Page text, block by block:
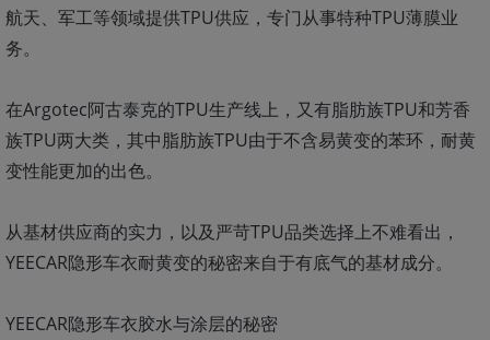
航天、军工等领域提供TPU供应，专门从事特种TPU薄膜业
务。
在Argotec阿古泰克的TPU生产线上，又有脂肪族TPU和芳香
族TPU两大类，其中脂肪族TPU由于不含易黄变的苯环，耐黄
变性能更加的出色。
从基材供应商的实力，以及严苛TPU品类选择上不难看出，
YEECAR隐形车衣耐黄变的秘密来自于有底气的基材成分。
YEECAR隐形车衣胶水与涂层的秘密